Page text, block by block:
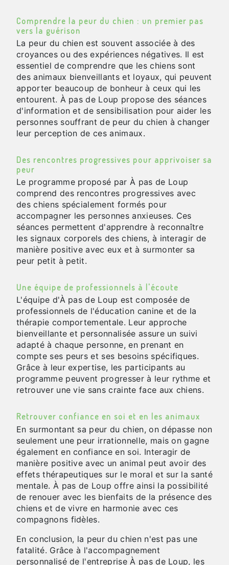
Comprendre la peur du chien : un premier pas
vers la guérison
La peur du chien est souvent associée à des
croyances ou des expériences négatives. Il est
essentiel de comprendre que les chiens sont
des animaux bienveillants et loyaux, qui peuvent
apporter beaucoup de bonheur à ceux qui les
entourent. À pas de Loup propose des séances
d'information et de sensibilisation pour aider les
personnes souffrant de peur du chien à changer
leur perception de ces animaux.
Des rencontres progressives pour apprivoiser sa
peur
Le programme proposé par À pas de Loup
comprend des rencontres progressives avec
des chiens spécialement formés pour
accompagner les personnes anxieuses. Ces
séances permettent d'apprendre à reconnaître
les signaux corporels des chiens, à interagir de
manière positive avec eux et à surmonter sa
peur petit à petit.
Une équipe de professionnels à l'écoute
L'équipe d'À pas de Loup est composée de
professionnels de l'éducation canine et de la
thérapie comportementale. Leur approche
bienveillante et personnalisée assure un suivi
adapté à chaque personne, en prenant en
compte ses peurs et ses besoins spécifiques.
Grâce à leur expertise, les participants au
programme peuvent progresser à leur rythme et
retrouver une vie sans crainte face aux chiens.
Retrouver confiance en soi et en les animaux
En surmontant sa peur du chien, on dépasse non
seulement une peur irrationnelle, mais on gagne
également en confiance en soi. Interagir de
manière positive avec un animal peut avoir des
effets thérapeutiques sur le moral et sur la santé
mentale. À pas de Loup offre ainsi la possibilité
de renouer avec les bienfaits de la présence des
chiens et de vivre en harmonie avec ces
compagnons fidèles.
En conclusion, la peur du chien n'est pas une
fatalité. Grâce à l'accompagnement
personnalisé de l'entreprise À pas de Loup, les